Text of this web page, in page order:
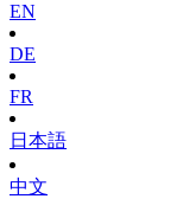
EN
DE
FR
日本語
中文